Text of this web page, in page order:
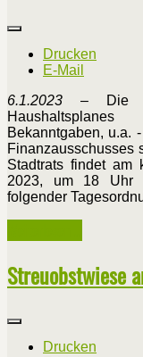
Drucken
E-Mail
6.1.2023 – Die
Bekanntgaben, u.a.
Finanzausschusses
Stadtrats findet am
2023, um 18 Uhr
folgender
Streuobstwiese
Drucken